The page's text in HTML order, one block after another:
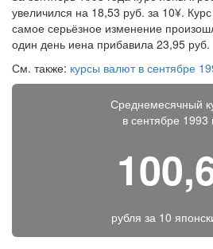
увеличился на 18,53 руб. за 10¥.
самое серьёзное изменение
один день иена прибавила 23,95 руб.
См. также: курсы валют в сентябре
Среднемесячный
в сентябре 1993
рубля за 10